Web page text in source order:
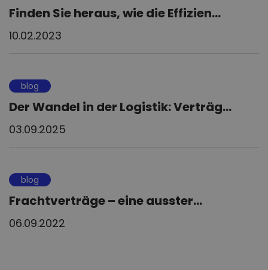
Finden Sie heraus, wie die Effizien...
10.02.2023
blog
Der Wandel in der Logistik: Verträg...
03.09.2025
blog
Frachtverträge – eine ausster...
06.09.2022